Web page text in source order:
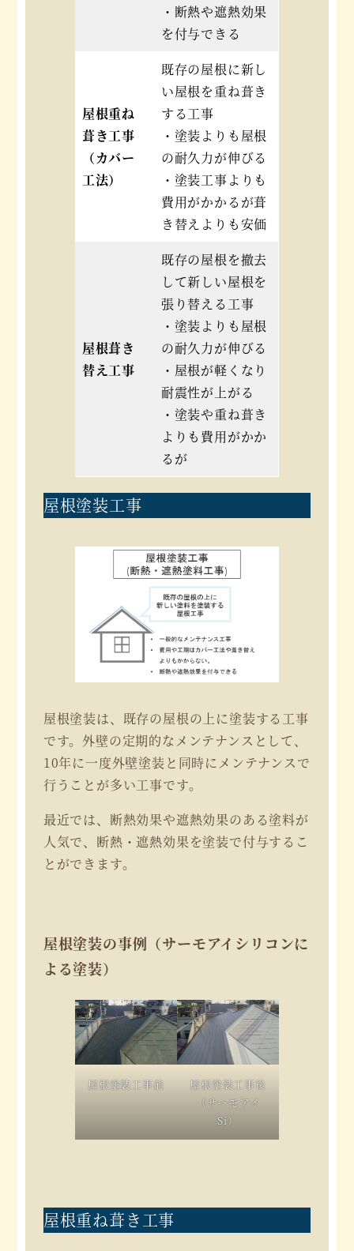
・断熱や遮熱効果
を付与できる
屋根重ね
葺き工事
（カバー
工法）
既存の屋根に新し
い屋根を重ね葺き
する工事
・塗装よりも屋根
の耐久力が伸びる
・塗装工事よりも
費用がかかるが葺
き替えよりも安価
屋根葺き
替え工事
既存の屋根を撤去
して新しい屋根を
張り替える工事
・塗装よりも屋根
の耐久力が伸びる
・屋根が軽くなり
耐震性が上がる
・塗装や重ね葺き
よりも費用がかか
るが
屋根塗装工事
屋根塗装は、既存の屋根の上に塗装する工事
です。外壁の定期的なメンテナンスとして、
10年に一度外壁塗装と同時にメンテナンスで
行うことが多い工事です。
最近では、断熱効果や遮熱効果のある塗料が
人気で、断熱・遮熱効果を塗装で付与するこ
とができます。
屋根塗装の事例（サーモアイシリコンに
よる塗装）
屋根塗装工事前
屋根塗装工事後
（サーモアイ
Si）
屋根重ね葺き工事